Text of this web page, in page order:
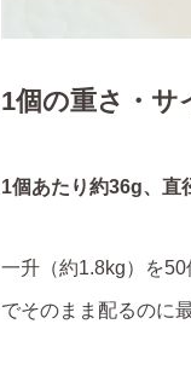
1個の重さ・サ
1個あたり約36g、直
一升（約1.8kg）を
でそのまま配るのに